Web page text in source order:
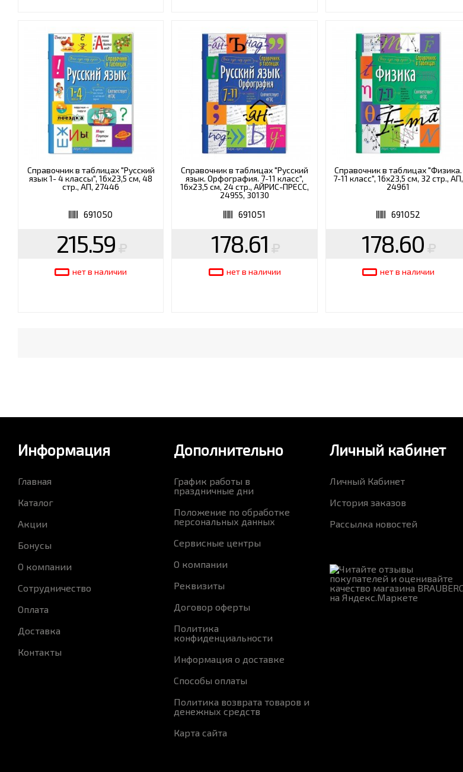
Справочник в таблицах "Русский
язык 1- 4 классы", 16х23,5 см, 48
стр., АП, 27446
691050
215.59
нет в наличии
Справочник в таблицах "Русский
язык. Орфография. 7-11 класс",
16х23,5 см, 24 стр., АЙРИС-ПРЕСС,
24955, 30130
691051
178.61
нет в наличии
Справочник в таблицах "Физика.
7-11 класс", 16х23,5 см, 32 стр., АП,
24961
691052
178.60
нет в наличии
Информация
Главная
Каталог
Акции
Бонусы
О компании
Сотрудничество
Оплата
Доставка
Контакты
Дополнительно
График работы в
праздничные дни
Положение по обработке
персональных данных
Сервисные центры
О компании
Реквизиты
Договор оферты
Политика
конфиденциальности
Информация о доставке
Способы оплаты
Политика возврата товаров и
денежных средств
Карта сайта
Личный кабинет
Личный Кабинет
История заказов
Рассылка новостей